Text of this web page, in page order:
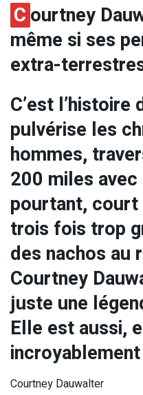
C ourtney
même si ses
extra-
C’est l’histoire
pulvérise les
hommes,
200 miles
pourtant,
trois fois trop
des nachos au
Courtney
juste une
Elle est aussi,
Courtney Dauwalter